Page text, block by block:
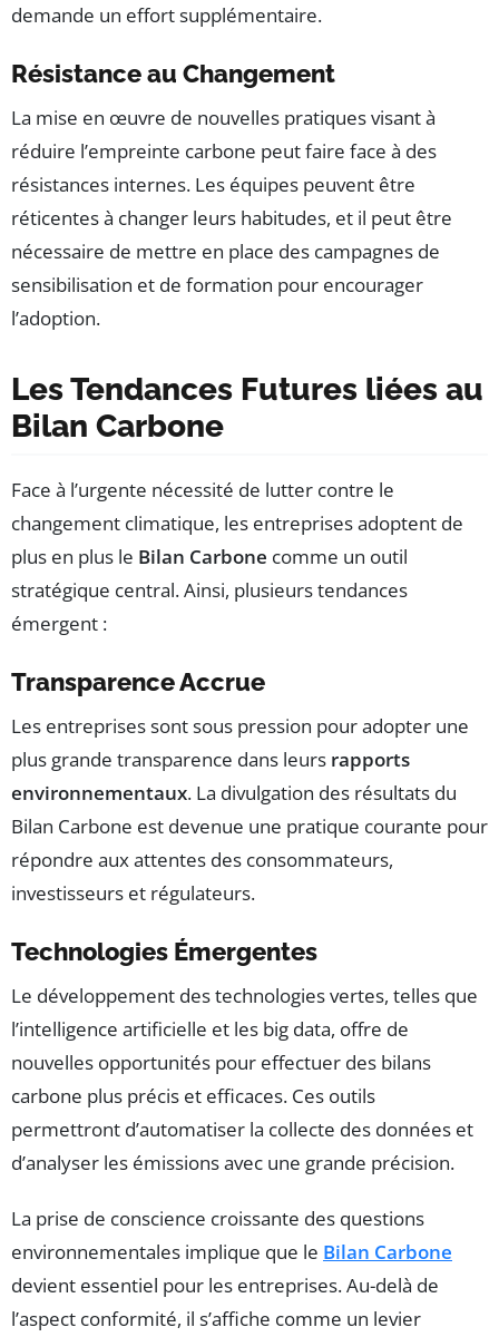
demande un effort supplémentaire.
Résistance au Changement
La mise en œuvre de nouvelles pratiques visant à
réduire l’empreinte carbone peut faire face à des
résistances internes. Les équipes peuvent être
réticentes à changer leurs habitudes, et il peut être
nécessaire de mettre en place des campagnes de
sensibilisation et de formation pour encourager
l’adoption.
Les Tendances Futures liées au
Bilan Carbone
Face à l’urgente nécessité de lutter contre le
changement climatique, les entreprises adoptent de
plus en plus le Bilan Carbone comme un outil
stratégique central. Ainsi, plusieurs tendances
émergent :
Transparence Accrue
Les entreprises sont sous pression pour adopter une
plus grande transparence dans leurs rapports
environnementaux. La divulgation des résultats du
Bilan Carbone est devenue une pratique courante pour
répondre aux attentes des consommateurs,
investisseurs et régulateurs.
Technologies Émergentes
Le développement des technologies vertes, telles que
l’intelligence artificielle et les big data, offre de
nouvelles opportunités pour effectuer des bilans
carbone plus précis et efficaces. Ces outils
permettront d’automatiser la collecte des données et
d’analyser les émissions avec une grande précision.
La prise de conscience croissante des questions
environnementales implique que le Bilan Carbone
devient essentiel pour les entreprises. Au-delà de
l’aspect conformité, il s’affiche comme un levier